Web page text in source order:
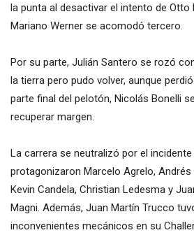
la punta al desactivar el intento de Otto
Mariano Werner se acomodó tercero.
Por su parte, Julián Santero se rozó
la tierra pero pudo volver, aunque
parte final del pelotón, Nicolás Bonelli
recuperar margen.
La carrera se neutralizó por el
protagonizaron Marcelo Agrelo, Andrés
Kevin Candela, Christian Ledesma y
Magni. Además, Juan Martín Trucco
inconvenientes mecánicos en su